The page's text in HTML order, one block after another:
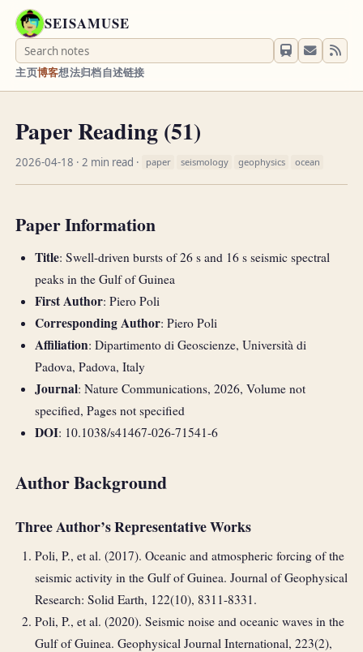
SEISAMUSE
主页博客想法归档自述链接
Paper Reading (51)
2026-04-18 · 2 min read · paper seismology geophysics ocean
Paper Information
Title: Swell-driven bursts of 26 s and 16 s seismic spectral
peaks in the Gulf of Guinea
First Author: Piero Poli
Corresponding Author: Piero Poli
Affiliation: Dipartimento di Geoscienze, Università di
Padova, Padova, Italy
Journal: Nature Communications, 2026, Volume not
specified, Pages not specified
DOI: 10.1038/s41467-026-71541-6
Author Background
Three Author’s Representative Works
Poli, P., et al. (2017). Oceanic and atmospheric forcing of the
seismic activity in the Gulf of Guinea. Journal of Geophysical
Research: Solid Earth, 122(10), 8311-8331.
Poli, P., et al. (2020). Seismic noise and oceanic waves in the
Gulf of Guinea. Geophysical Journal International, 223(2),